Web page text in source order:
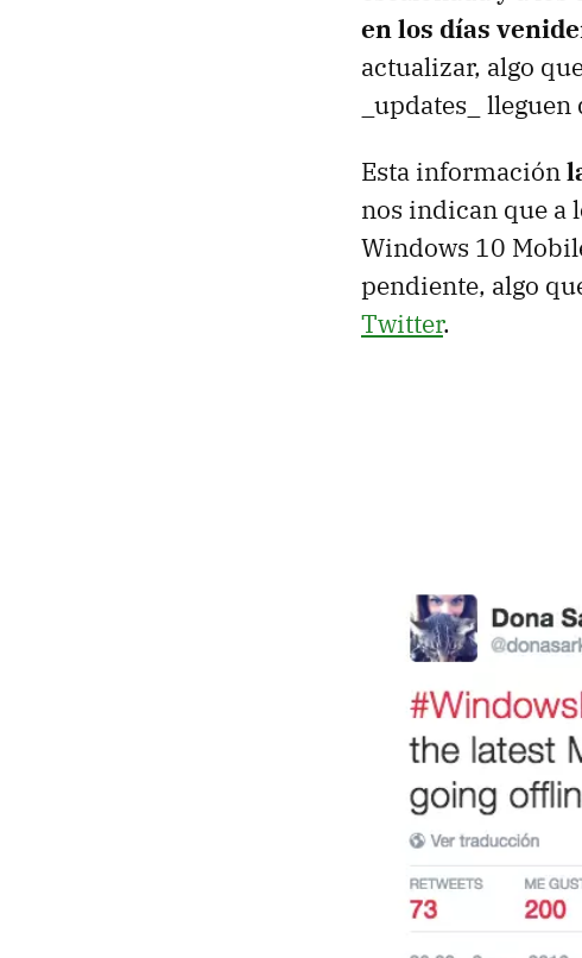
en los días
actualizar, algo
_updates_
Esta información
nos indican que a
Windows 10
pendiente, algo
Twitter.